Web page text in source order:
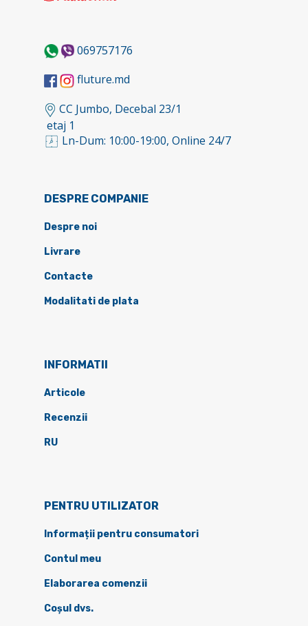
069757176
fluture.md
CC Jumbo, Decebal 23/1
etaj 1
Ln-Dum: 10:00-19:00, Online 24/7
DESPRE COMPANIE
Despre noi
Livrare
Contacte
Modalitati de plata
INFORMATII
Articole
Recenzii
RU
PENTRU UTILIZATOR
Informații pentru consumatori
Contul meu
Elaborarea comenzii
Coșul dvs.